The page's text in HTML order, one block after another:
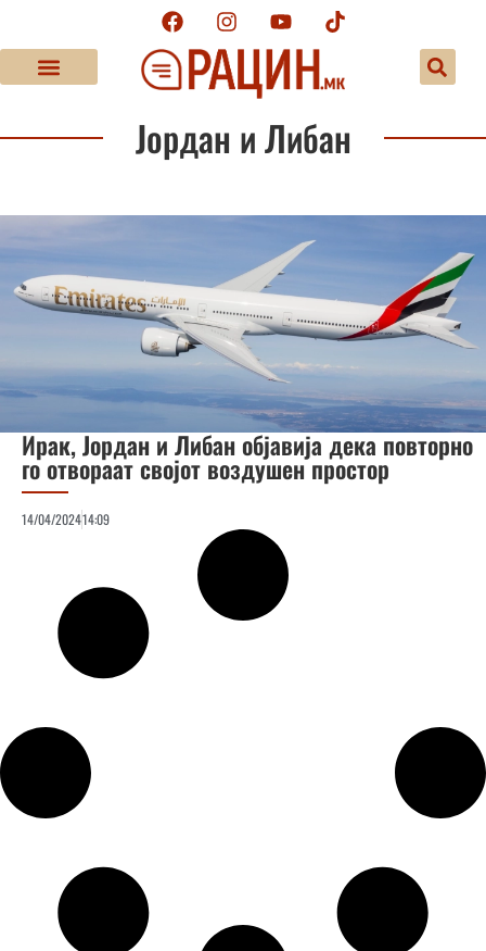
Јордан и Либан
Ирак, Јордан и Либан објавија дека повторно
го отвораат својот воздушен простор
14/04/202414:09